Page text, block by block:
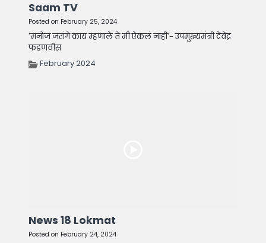
Saam TV
Posted on February 25, 2024
'मनोज जरांगे काय म्हणाले ते मी ऐकलं नाही'- उपमुख्यमंत्री देवेंद्र
फडणवीस
February 2024
News 18 Lokmat
Posted on February 24, 2024